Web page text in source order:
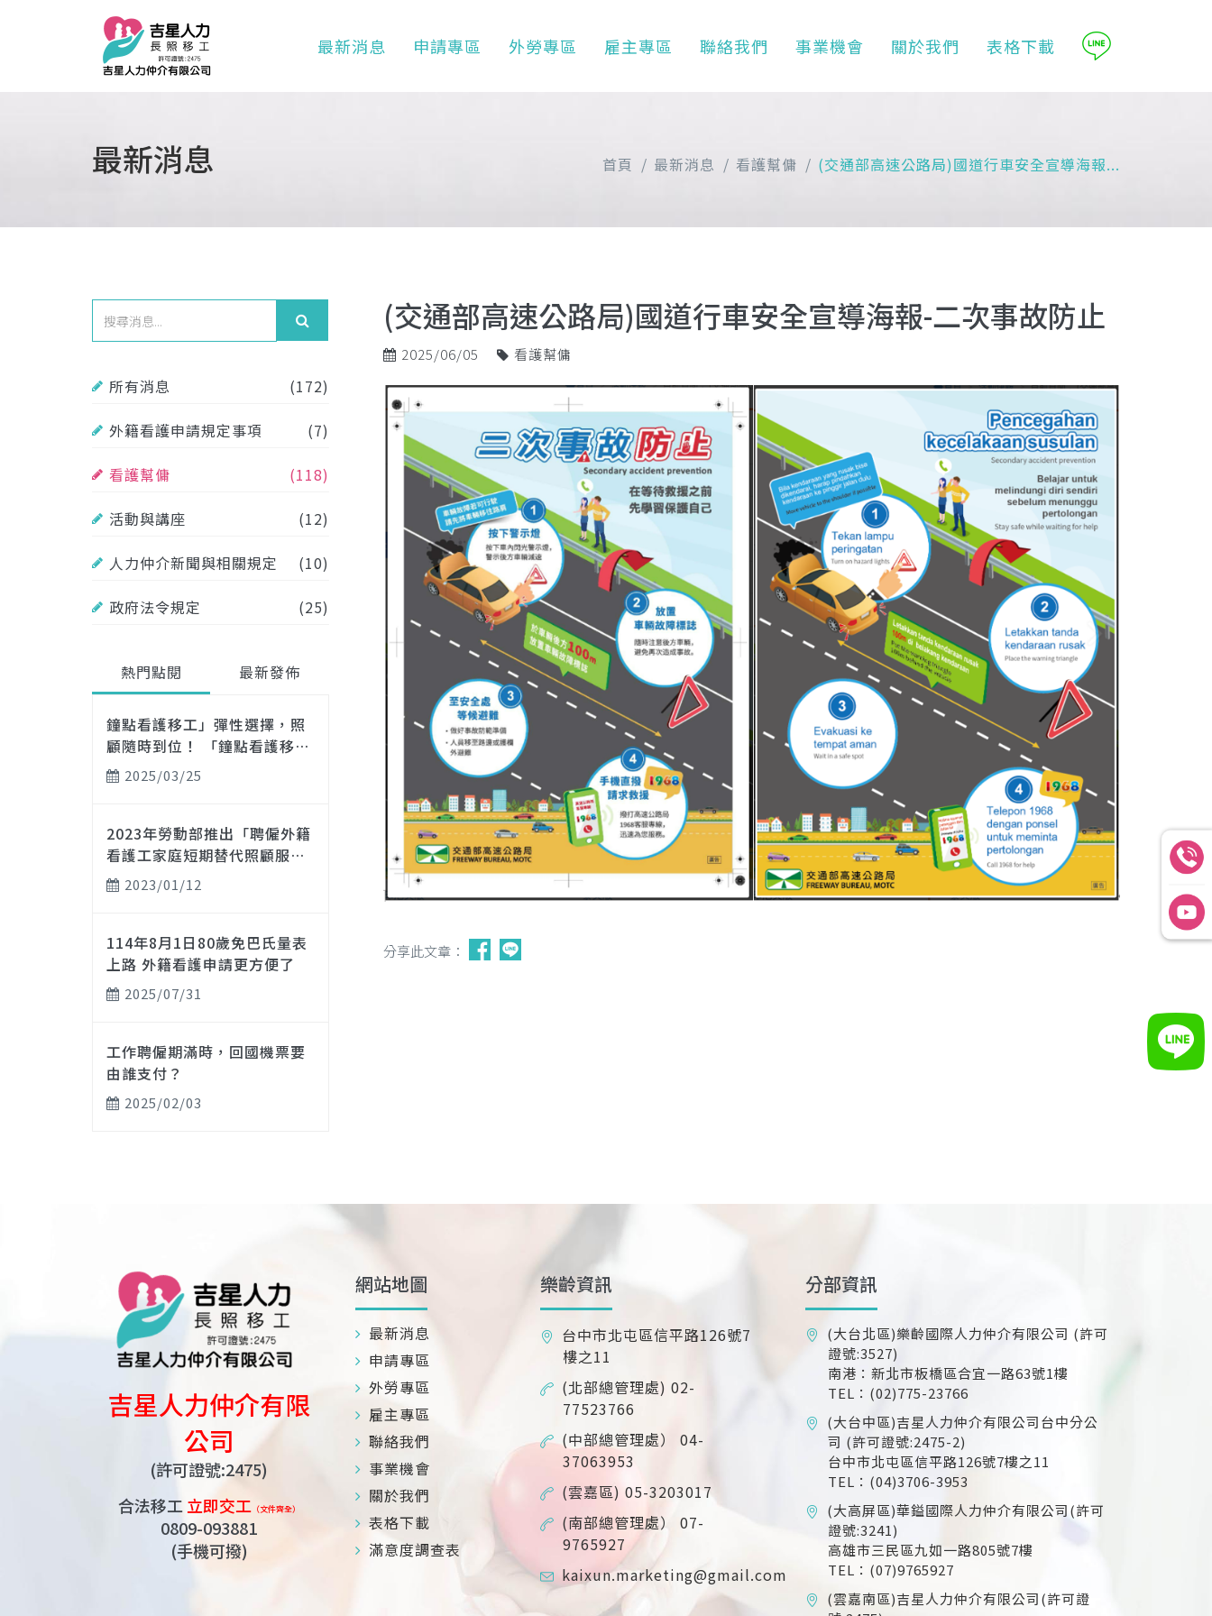
最新消息 申請專區 外勞專區 雇主專區 聯絡我們 事業機會 關於我們 表格下載
最新消息 首頁 最新消息 看護幫傭 (交通部高速公路局)國道行車安全宣導海報...
所有消息 (172)
外籍看護申請規定事項 (7)
看護幫傭 (118)
活動與講座 (12)
人力仲介新聞與相關規定 (10)
政府法令規定 (25)
熱門點閱 最新發佈
鐘點看護移工」彈性選擇，照
顧隨時到位！ 「鐘點看護移
工」即時到位，守護每刻需
求！
2025/03/25
2023年勞動部推出「聘僱外籍
看護工家庭短期替代照顧服
務」實施計畫
2023/01/12
114年8月1日80歲免巴氏量表
上路 外籍看護申請更方便了
2025/07/31
工作聘僱期滿時，回國機票要
由誰支付？
2025/02/03
(交通部高速公路局)國道行車安全宣導海報-二次事故防止
2025/06/05 看護幫傭
分享此文章：
吉星人力仲介有限
公司
(許可證號:2475)
合法移工立即交工（文件齊全）
0809-093881
(手機可撥)
網站地圖
最新消息
申請專區
外勞專區
雇主專區
聯絡我們
事業機會
關於我們
表格下載
滿意度調查表
樂齡資訊
台中市北屯區信平路126號7
樓之11
(北部總管理處) 02-
77523766
(中部總管理處） 04-
37063953
(雲嘉區) 05-3203017
(南部總管理處） 07-
9765927
kaixun.marketing@gmail.com
分部資訊
(大台北區)樂齡國際人力仲介有限公司 (許可
證號:3527)
南港：新北市板橋區合宜一路63號1樓
TEL：(02)775-23766
(大台中區)吉星人力仲介有限公司台中分公
司 (許可證號:2475-2)
台中市北屯區信平路126號7樓之11
TEL：(04)3706-3953
(大高屏區)華鎰國際人力仲介有限公司(許可
證號:3241)
高雄市三民區九如一路805號7樓
TEL：(07)9765927
(雲嘉南區)吉星人力仲介有限公司(許可證